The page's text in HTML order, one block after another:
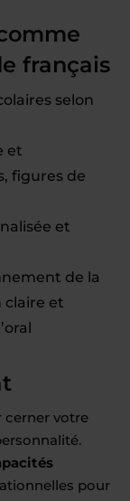
français
selon
et
figures de
et
de la
claire et
cerner votre
pour